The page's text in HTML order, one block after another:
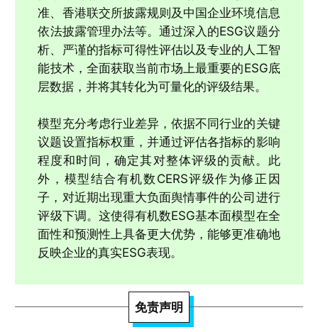
准、香港联交所披露规则及中国企业环境信息
依法披露管理办法等。通过深入的ESG议题分
析、严谨的指标可得性评估以及专业的人工智
能技术，全面获取当前市场上最重要的ESG底
层数据，并将其转化为可量化的评级结果。
模型充分考虑行业差异，依据不同行业的关键
议题设置指标权重，并通过评估各指标的影响
程度和时间，确定其对整体评级的贡献。此
外，模型结合有机数CERS评级作为修正因
子，对近期出现重大负面舆情事件的公司进行
评级下调。这使得有机数ESG基本面模型在全
面性和预测性上具备更大优势，能够更准确地
反映企业的真实ESG表现。
免责声明